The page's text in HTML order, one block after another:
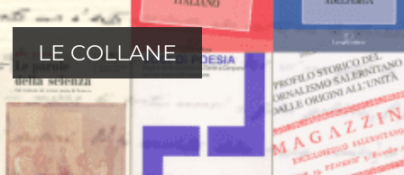
LE COLLANE